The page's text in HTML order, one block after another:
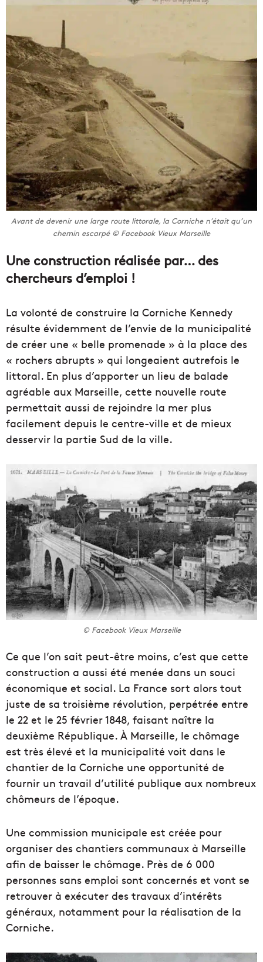
Avant de devenir une large route littorale, la Corniche n’était qu’un
chemin escarpé © Facebook Vieux Marseille
Une construction réalisée par… des
chercheurs d’emploi !
La volonté de construire la Corniche Kennedy
résulte évidemment de l’envie de la municipalité
de créer une « belle promenade » à la place des
« rochers abrupts » qui longeaient autrefois le
littoral. En plus d’apporter un lieu de balade
agréable aux Marseille, cette nouvelle route
permettait aussi de rejoindre la mer plus
facilement depuis le centre-ville et de mieux
desservir la partie Sud de la ville.
© Facebook Vieux Marseille
Ce que l’on sait peut-être moins, c’est que cette
construction a aussi été menée dans un souci
économique et social. La France sort alors tout
juste de sa troisième révolution, perpétrée entre
le 22 et le 25 février 1848, faisant naître la
deuxième République. À Marseille, le chômage
est très élevé et la municipalité voit dans le
chantier de la Corniche une opportunité de
fournir un travail d’utilité publique aux nombreux
chômeurs de l’époque.
Une commission municipale est créée pour
organiser des chantiers communaux à Marseille
afin de baisser le chômage. Près de 6 000
personnes sans emploi sont concernés et vont se
retrouver à exécuter des travaux d’intérêts
généraux, notamment pour la réalisation de la
Corniche.